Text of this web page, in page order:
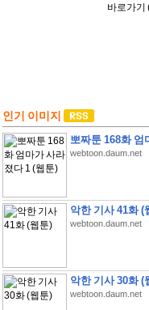
바로가기
인기 이미지
뽀짜툰 168화 엄
webtoon.daum.net
악한 기사 41화 (
webtoon.daum.net
악한 기사 30화 (
webtoon.daum.net